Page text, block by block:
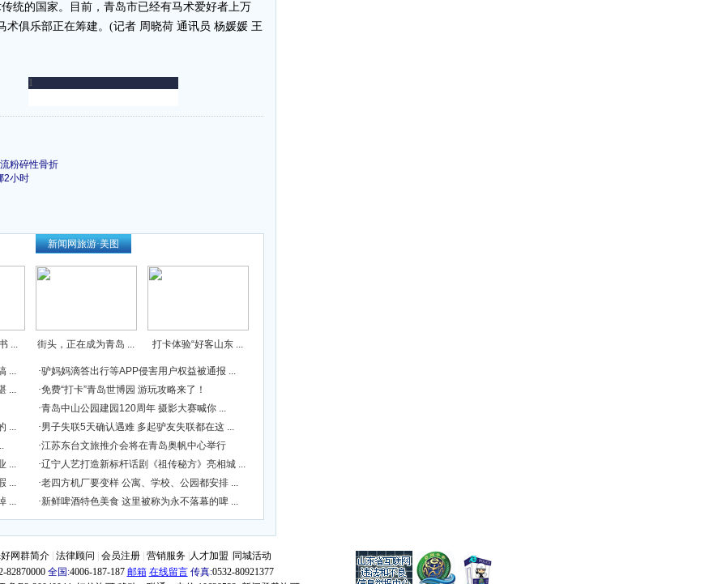
统的国家。目前，青岛市已经有马术爱好者上万
术俱乐部正在筹建。(记者 周晓荷 通讯员 杨媛媛 王
粉碎性骨折
2小时